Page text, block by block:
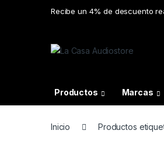
Recibe un 4% de descuento
Productos Marcas
Inicio Productos